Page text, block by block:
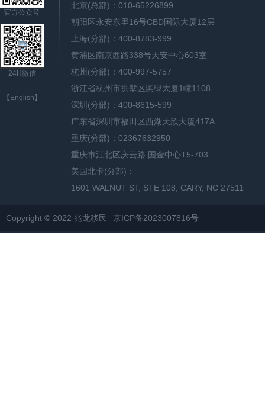
官方公众号
24H微信
【English】
北京(总部)：010-65226899
朝阳区永安东里16号CBD国际大厦12层
上海(分部)：400-8783-999
黄浦区南京西路338号天安中心603室
杭州(分部)：400-997-5757
浙江省杭州市拱墅区滨绿大厦1幢1108
深圳(分部)：400-8615-599
广东省深圳市福田区西湖天欣大厦417A
重庆(分部)：02367632950
重庆市江北区庆云路 国金中心T5-703
美国北卡(分部)：
1601 WALNUT ST, STE 108, CARY, NC 27511
Copyright © 2022 兆龙移民 京ICP备2023007816号